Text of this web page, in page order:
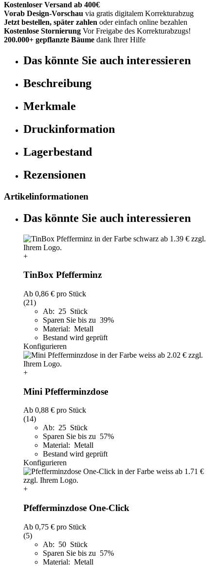
Kostenloser Versand ab 400€
Vorab Design-Vorschau via gratis digitalem Korrekturabzug
Jetzt bestellen, später zahlen oder einfach online bezahlen
Kostenlose Stornierung Vor Freigabe des Korrekturabzugs!
200.000+ gepflanzte Bäume dank Ihrer Hilfe
Das könnte Sie auch interessieren
Beschreibung
Merkmale
Druckinformation
Lagerbestand
Rezensionen
Artikelinformationen
Das könnte Sie auch interessieren
+
TinBox Pfefferminz
Ab 0,86 € pro Stück
(21)
Ab: 25 Stück
Sparen Sie bis zu 39%
Material: Metall
Bestand wird geprüft
Konfigurieren
+
Mini Pfefferminzdose
Ab 0,88 € pro Stück
(14)
Ab: 25 Stück
Sparen Sie bis zu 57%
Material: Metall
Bestand wird geprüft
Konfigurieren
+
Pfefferminzdose One-Click
Ab 0,75 € pro Stück
(5)
Ab: 50 Stück
Sparen Sie bis zu 57%
Material: Metall